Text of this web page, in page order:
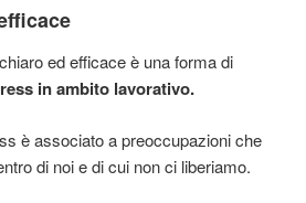
ed efficace è una forma di
in ambito lavorativo.
è associato a preoccupazioni che
di noi e di cui non ci liberiamo.